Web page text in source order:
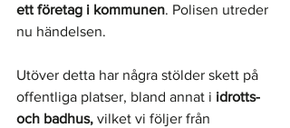
ett företag i kommunen. Polisen utreder
nu händelsen.
Utöver detta har några stölder skett på
offentliga platser, bland annat i idrotts-
och badhus, vilket vi följer från